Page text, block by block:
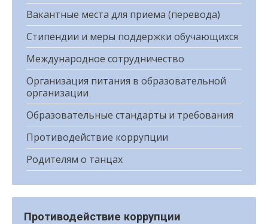
Вакантные места для приема (перевода)
Стипендии и меры поддержки обучающихся
Международное сотрудничество
Организация питания в образовательной
организации
Образовательные стандарты и требования
Противодействие коррупции
Родителям о танцах
Противодействие коррупции